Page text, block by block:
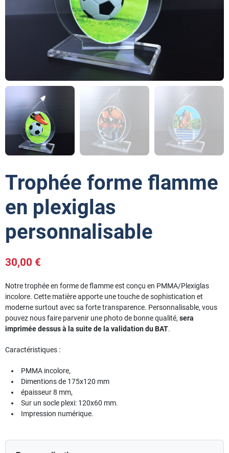
Trophée forme flamme
en plexiglas
personnalisable
30,00 €
Notre trophée en forme de flamme est conçu en PMMA/Plexiglas
incolore. Cette matière apporte une touche de sophistication et
moderne surtout avec sa forte transparence. Personnalisable, vous
pouvez nous faire parvenir une photo de bonne qualité, sera
imprimée dessus à la suite de la validation du BAT.
Caractéristiques :
PMMA incolore,
Dimentions de 175x120 mm
épaisseur 8 mm,
Sur un socle plexi: 120x60 mm.
Impression numérique.